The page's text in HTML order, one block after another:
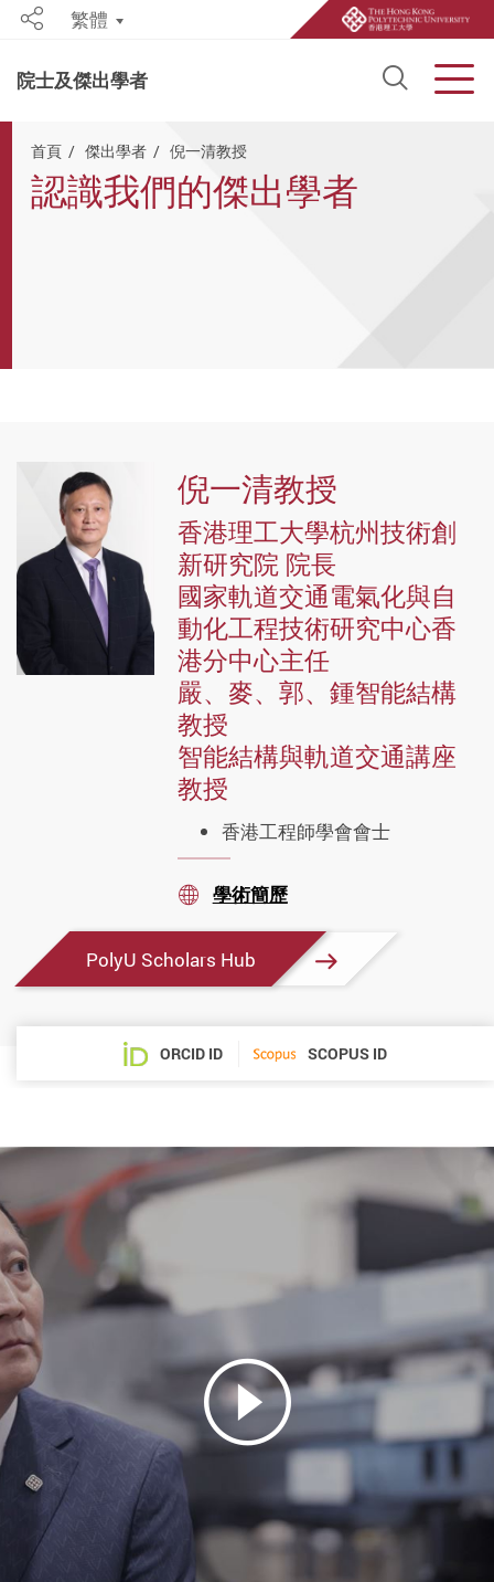
院士及傑出學者 Open
Share繁體
首頁 傑出學者 倪一清教授
認識我們的傑出學者
倪一清教授
香港理工大學杭州技術創
新研究院 院長
國家軌道交通電氣化與自
動化工程技術研究中心香
港分中心主任
嚴、麥、郭、鍾智能結構
教授
智能結構與軌道交通講座
教授
香港工程師學會會士
stream
學術簡歷
PolyU Scholars Hub
ORCID ID SCOPUS ID